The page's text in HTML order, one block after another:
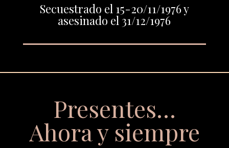
Secuestrado el 15-20/11/1976 y
asesinado el 31/12/1976
Presentes…
Ahora y siempre